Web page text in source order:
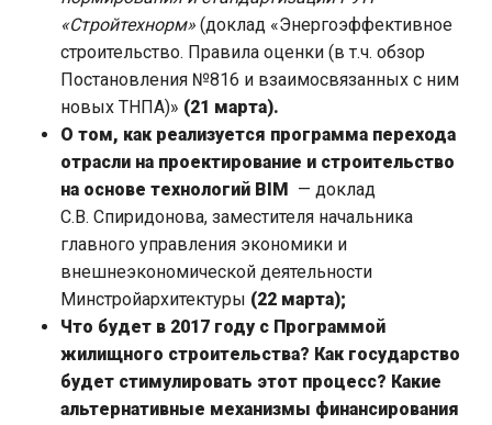
«Стройтехнорм» (доклад «Энергоэффективное
строительство. Правила оценки (в т.ч. обзор
Постановления №816 и взаимосвязанных с ним
новых ТНПА)» (21 марта).
О том, как реализуется программа перехода
отрасли на проектирование и строительство
на основе технологий BIM — доклад
С.В. Спиридонова, заместителя начальника
главного управления экономики и
внешнеэкономической деятельности
Минстройархитектуры (22 марта);
Что будет в 2017 году с Программой
жилищного строительства? Как государство
будет стимулировать этот процесс? Какие
альтернативные механизмы финансирования